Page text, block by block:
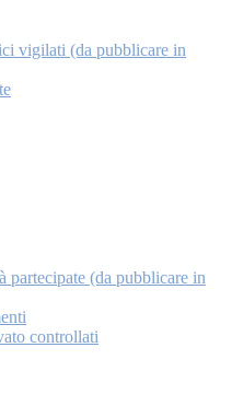
vigilati (da pubblicare in
partecipate (da pubblicare in
controllati